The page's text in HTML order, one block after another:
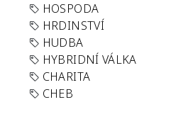
HOSPODA
HRDINSTVÍ
HUDBA
HYBRIDNÍ VÁLKA
CHARITA
CHEB